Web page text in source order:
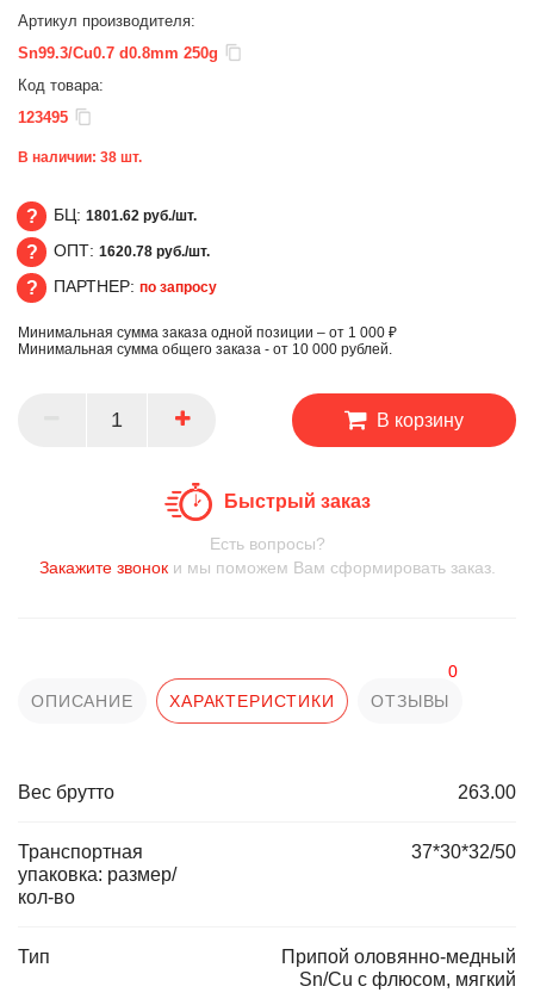
Артикул производителя:
Sn99.3/Cu0.7 d0.8mm 250g
Код товара:
123495
В наличии: 38 шт.
БЦ
БЦ: 1801.62 руб./шт.
ОПТ
ОПТ: 1620.78 руб./шт.
ПАРТНЕР
ПАРТНЕР: по запросу
Минимальная сумма заказа одной позиции – от 1 000 ₽
Минимальная сумма общего заказа - от 10 000 рублей.
В корзину
Быстрый заказ
Есть вопросы?
Закажите звоноки мы поможем Вам сформировать заказ.
ОПИСАНИЕ ХАРАКТЕРИСТИКИ ОТЗЫВЫ
0
Вес брутто 263.00
Транспортная
упаковка: размер/
кол-во
37*30*32/50
Тип
Припой оловянно-медный
Sn/Cu с флюсом, мягкий